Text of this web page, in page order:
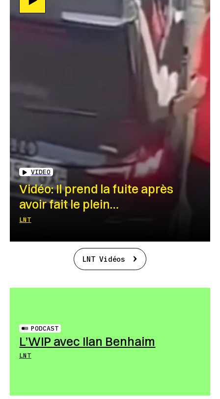
VIDEO
Vidéo: Il prend la fuite après
avoir fait le plein…
LNT
LNT Vidéos
PODCAST
L’WIP avec Ilan Benhaim
LNT